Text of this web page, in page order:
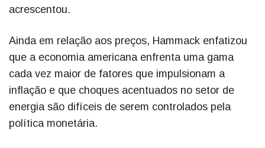
acrescentou.
Ainda em relação aos preços, Hammack enfatizou
que a economia americana enfrenta uma gama
cada vez maior de fatores que impulsionam a
inflação e que choques acentuados no setor de
energia são difíceis de serem controlados pela
política monetária.